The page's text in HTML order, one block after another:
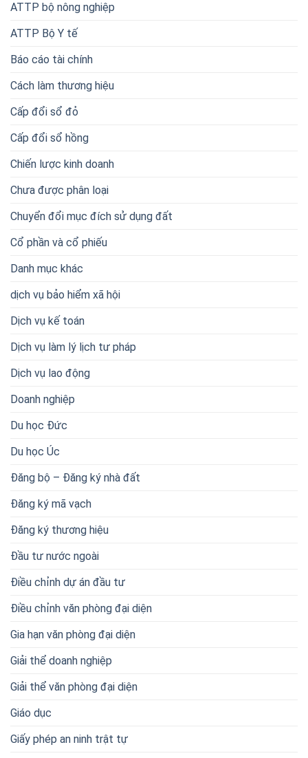
ATTP bộ nông nghiệp
ATTP Bộ Y tế
Báo cáo tài chính
Cách làm thương hiệu
Cấp đổi sổ đỏ
Cấp đổi sổ hồng
Chiến lược kinh doanh
Chưa được phân loại
Chuyển đổi mục đích sử dụng đất
Cổ phần và cổ phiếu
Danh mục khác
dịch vụ bảo hiểm xã hội
Dịch vụ kế toán
Dịch vụ làm lý lịch tư pháp
Dịch vụ lao động
Doanh nghiệp
Du học Đức
Du học Úc
Đăng bộ – Đăng ký nhà đất
Đăng ký mã vạch
Đăng ký thương hiệu
Đầu tư nước ngoài
Điều chỉnh dự án đầu tư
Điều chỉnh văn phòng đại diện
Gia hạn văn phòng đại diện
Giải thể doanh nghiệp
Giải thể văn phòng đại diện
Giáo dục
Giấy phép an ninh trật tự